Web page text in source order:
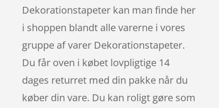
Dekorationstapeter kan man finde her
i shoppen blandt alle varerne i vores
gruppe af varer Dekorationstapeter.
Du får oven i købet lovpligtige 14
dages returret med din pakke når du
køber din vare. Du kan roligt gøre som